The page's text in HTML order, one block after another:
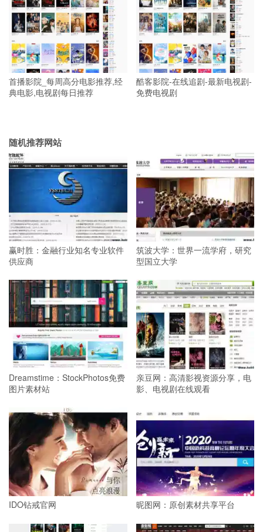
首播影院_每周高分电影推荐,经
典电影,电视剧每日推荐
酷客影院-在线追剧-最新电视剧-
免费电视剧
随机推荐网站
赢时胜：金融行业知名专业软件
供应商
筑波大学：世界一流学府，研究
型国立大学
Dreamstime：StockPhotos免费
图片素材站
亲豆网：高清影视资源分享，电
影、电视剧在线观看
IDO钻戒官网 昵图网：原创素材共享平台